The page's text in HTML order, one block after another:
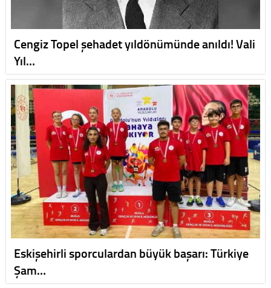
Cengiz Topel şehadet yıldönümünde anıldı! Vali
Yıl…
Eskişehirli sporculardan büyük başarı: Türkiye
Şam…